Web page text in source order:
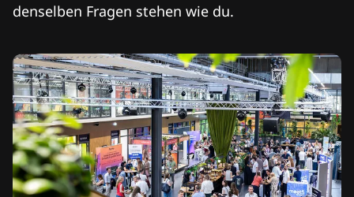
denselben Fragen stehen wie du.